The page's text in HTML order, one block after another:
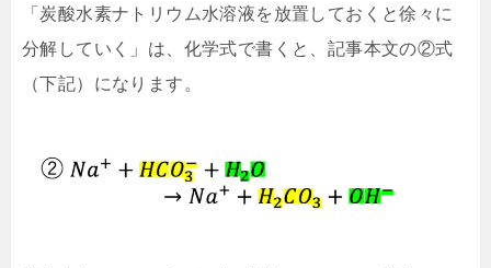
「炭酸水素ナトリウム水溶液を放置しておくと徐々に
分解していく」は、 化学式で書くと、記事本文の②式
（下記）になります。